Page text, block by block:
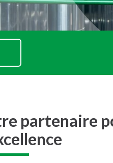
partenaire